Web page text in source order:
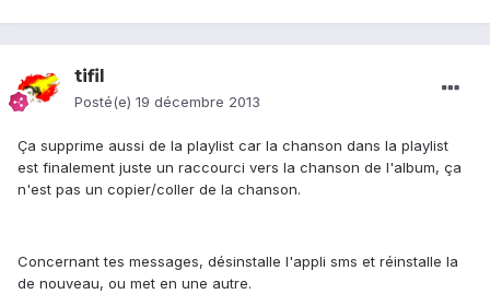
tifil
Posté(e) 19 décembre 2013
Ça supprime aussi de la playlist car la chanson dans la playlist
est finalement juste un raccourci vers la chanson de l'album, ça
n'est pas un copier/coller de la chanson.
Concernant tes messages, désinstalle l'appli sms et réinstalle la
de nouveau, ou met en une autre.